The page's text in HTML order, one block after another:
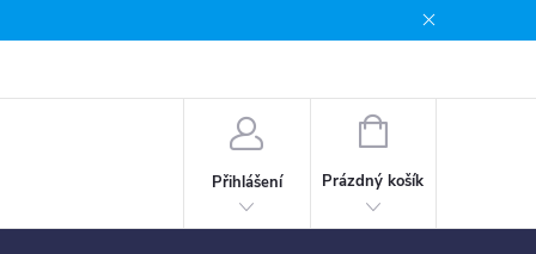
Přihlášení
NÁKUPNÍ
Prázdný košík